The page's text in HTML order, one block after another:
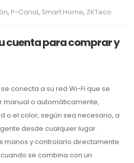
, P-Canal, Smart Home, ZKTeco
cuenta para comprar y
se conecta a su red Wi-Fi que se
o automáticamente,
o el color, según sea necesario, a
desde cualquier lugar.
manos y controlarlo directamente
se combina con un